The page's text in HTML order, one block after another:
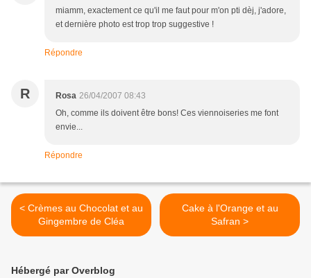
miamm, exactement ce qu'il me faut pour m'on pti dèj, j'adore,
et dernière photo est trop trop suggestive !
Répondre
R Rosa 26/04/2007 08:43
Oh, comme ils doivent être bons! Ces viennoiseries me font
envie...
Répondre
< Crèmes au Chocolat et au
Gingembre de Cléa
Cake à l'Orange et au
Safran >
Hébergé par Overblog